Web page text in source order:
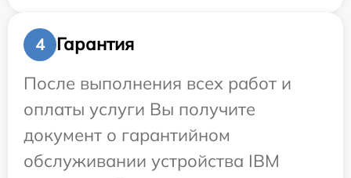
4
Гарантия
После выполнения всех работ и
оплаты услуги Вы получите
документ о гарантийном
обслуживании устройства IBM